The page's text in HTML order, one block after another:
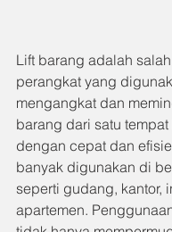
Lift barang adalah
perangkat yang
mengangkat dan
barang dari satu
dengan cepat dan
banyak digunakan di
seperti gudang, kantor,
apartemen.